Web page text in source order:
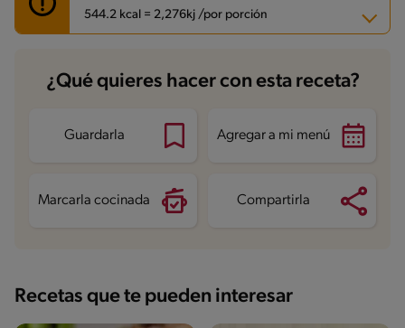
544.2 kcal = 2,276kj /por porción
Carbohidratos
29.6 g
Energía 544.2 kcal
Proteína
Grasas saturadas 18 g
¿Qué quieres hacer con esta receta?
Guardarla Agregar a mi menú
Marcarla cocinada Compartirla
Recetas que te pueden interesar